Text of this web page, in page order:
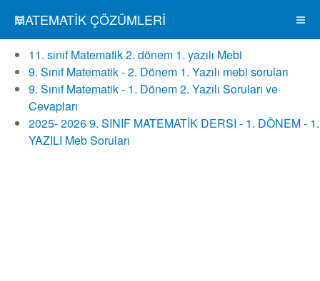
MATEMATIK ÇÖZÜMLERI
11. sınıf Matematik 2. dönem 1. yazılı Mebi
9. Sınıf Matematik - 2. Dönem 1. Yazılı mebi soruları
9. Sınıf Matematik - 1. Dönem 2. Yazılı Soruları ve
Cevapları
2025- 2026 9. SINIF MATEMATİK DERSI - 1. DÖNEM - 1.
YAZILI Meb Soruları